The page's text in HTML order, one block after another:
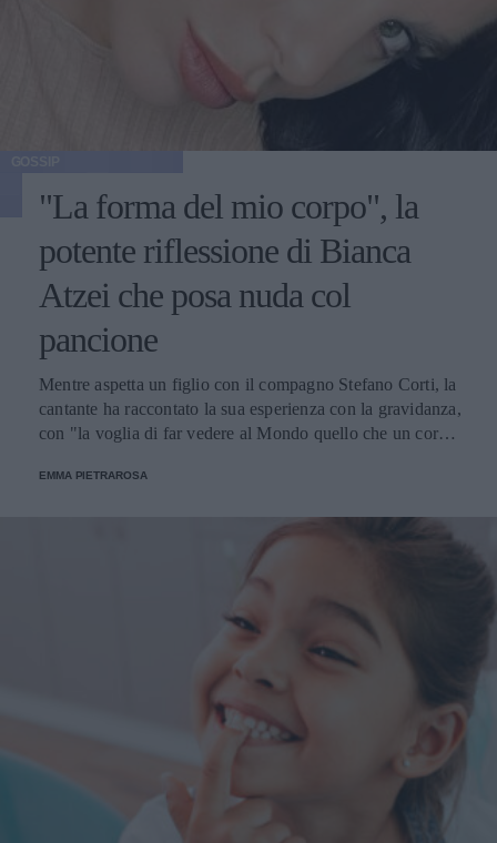
"La forma del mio corpo", la
potente riflessione di Bianca
Atzei che posa nuda col
pancione
Mentre aspetta un figlio con il compagno Stefano Corti, la
cantante ha raccontato la sua esperienza con la gravidanza,
con "la voglia di far vedere al Mondo quello che un corpo
EMMA PIETRAROSA